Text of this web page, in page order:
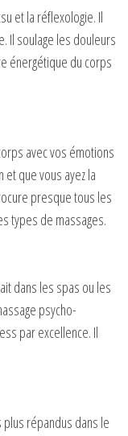
et la réflexologie. Il
Il soulage les douleurs
énergétique du corps
avec vos émotions
que vous ayez la
presque tous les
types de massages.
dans les spas ou les
psycho-
par excellence. Il
plus répandus dans le